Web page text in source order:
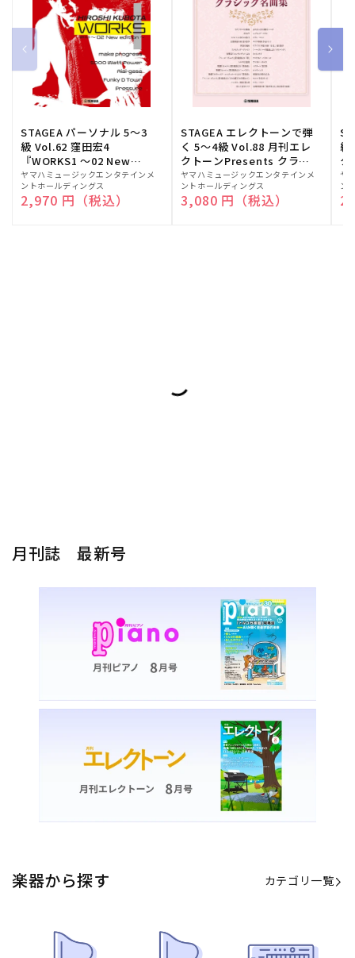
STAGEA パーソナル 5～3
級 Vol.62 窪田宏4
『WORKS1 ～02 New
edition～』
販
売
元:
ヤマハミュージックエンタテインメ
ントホールディングス
通常価格
2,970 円（税込）
STAGEA エレクトーンで弾
く 5～4級 Vol.88 月刊エレ
クトーンPresents クラシ
ック名曲集
販
売
元:
ヤマハミュージックエンタテインメ
ントホールディングス
通常価格
3,080 円（税込）
級
ク
販
売
元:
ヤ
ン
カテゴリ一覧